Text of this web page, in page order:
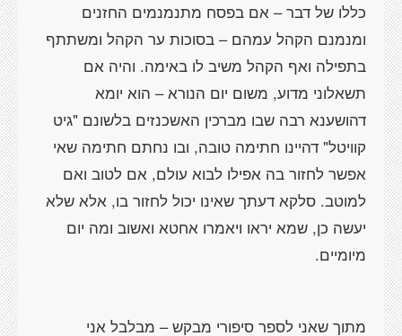
כללו של דבר – אם בפסח מתנמנמים החזנים
ומנמנם הקהל עמהם – בסוכות ער הקהל ומשתתף
בתפילה ואף הקהל משיב לו באימה. והיה אם
תשאלוני מדוע, משום יום הנורא – הוא יומא
דהושענא רבה שבו מברכין האשכנזים בלשונם "גיט
קוויטל" דהיינו חתימה טובה, ובו נחתם חתימה שאי
אפשר לחזור בה אפילו לבוא עולם, אם לטוב ואם
למוטב. סלקא דעתך שאינו יכול לחזור בו, אלא שלא
יעשה כן, שמא יראו ויאמרו אחטא ואשוב ומה יום
מיומיים.
מתוך שאני לספר סיפורי מבקש – מבלבל אני